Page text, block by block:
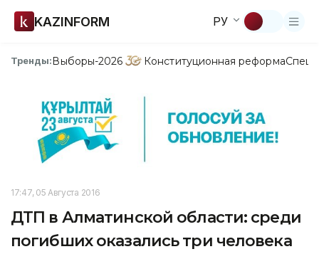
KAZINFORM РУ
Тренды:Выборы-2026 Конституционная реформа
17:47, 05 Августа 2016
ДТП в Алматинской области: среди
погибших оказались три человека